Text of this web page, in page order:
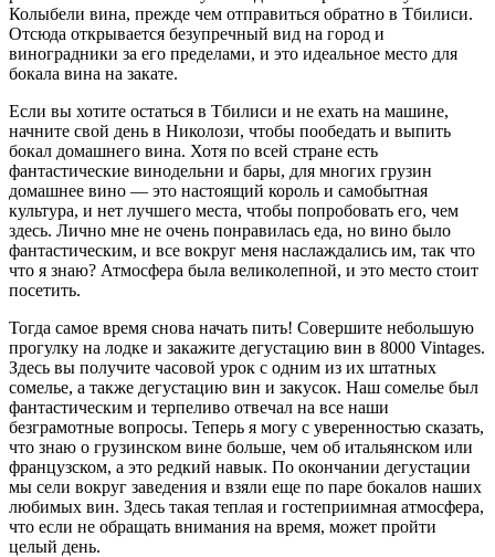
Колыбели вина, прежде чем отправиться обратно в Тбилиси.
Отсюда открывается безупречный вид на город и
виноградники за его пределами, и это идеальное место для
бокала вина на закате.
Если вы хотите остаться в Тбилиси и не ехать на машине,
начните свой день в Николози, чтобы пообедать и выпить
бокал домашнего вина. Хотя по всей стране есть
фантастические винодельни и бары, для многих грузин
домашнее вино — это настоящий король и самобытная
культура, и нет лучшего места, чтобы попробовать его, чем
здесь. Лично мне не очень понравилась еда, но вино было
фантастическим, и все вокруг меня наслаждались им, так что
что я знаю? Атмосфера была великолепной, и это место стоит
посетить.
Тогда самое время снова начать пить! Совершите небольшую
прогулку на лодке и закажите дегустацию вин в 8000 Vintages.
Здесь вы получите часовой урок с одним из их штатных
сомелье, а также дегустацию вин и закусок. Наш сомелье был
фантастическим и терпеливо отвечал на все наши
безграмотные вопросы. Теперь я могу с уверенностью сказать,
что знаю о грузинском вине больше, чем об итальянском или
французском, а это редкий навык. По окончании дегустации
мы сели вокруг заведения и взяли еще по паре бокалов наших
любимых вин. Здесь такая теплая и гостеприимная атмосфера,
что если не обращать внимания на время, может пройти
целый день.